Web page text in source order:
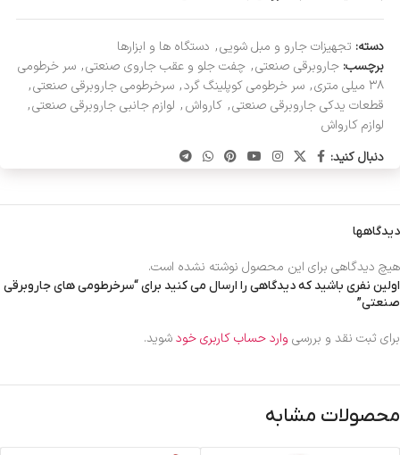
دسته: تجهیزات جارو و مبل شویی, دستگاه ها و ابزارها
برچسب: جاروبرقی صنعتی, چفت جلو و عقب جاروی صنعتی, سر خرطومی
۳۸ میلی متری
, سر خرطومی کوپلینگ گرد, سرخرطومی جاروبرقی صنعتی,
قطعات یدکی جاروبرقی صنعتی, کارواش, لوازم جانبی جاروبرقی صنعتی,
لوازم کارواش
دنبال کنید:
دیدگاهها
هیچ دیدگاهی برای این محصول نوشته نشده است.
اولین نفری باشید که دیدگاهی را ارسال می کنید برای “سرخرطومی های جاروبرقی
صنعتی”
برای ثبت نقد و بررسی وارد حساب کاربری خودشوید.
محصولات مشابه